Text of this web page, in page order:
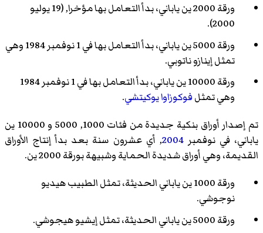
ورقة 2000 ين ياباني، بدأ التعامل بها مؤخرا, (19 يوليو
2000).
ورقة 5000 ين ياباني، بدأ التعامل بها في 1 نوفمبر 1984 وهي
تمثلإينازو ناتوبي.
ورقة 10000 ين ياباني، بدأ التعامل بها في 1 نوفمبر 1984
وهي تمثلفوكوزاوا يوكيتشي.
تم إصدار أوراق بنكية جديدة من فئات 1000, 5000 و 10000 ين
ياباني، في نوفمبر2004, أي عشرون سنة بعد بدأ إنتاج الأوراق
القديمة، وهي أوراق شديدة الحماية وشبيهة بورقة 2000 ين.
ورقة 1000 ين ياباني الحديثة، تمثل الطبيب هيديو
نوجوشي.
ورقة 5000 ين ياباني الحديثة، تمثل إيشيو هيجوشي.